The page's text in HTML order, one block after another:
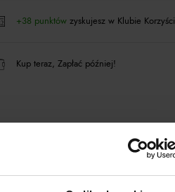
+38 punktówzyskujesz w Klubie Korzyści
Kup teraz, Zapłać później!